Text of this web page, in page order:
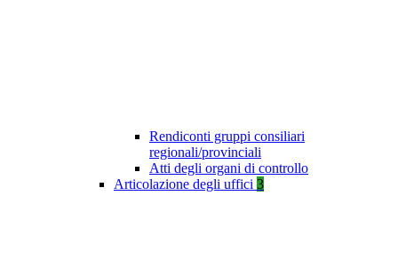
Rendiconti gruppi consiliari
regionali/provinciali
Atti degli organi di controllo
Articolazione degli uffici 3